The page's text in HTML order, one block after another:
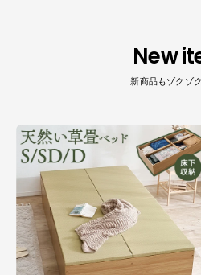
New
新商品もゾクゾ